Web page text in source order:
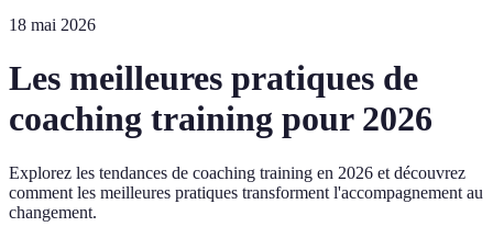
18 mai 2026
Les meilleures pratiques de
coaching training pour 2026
Explorez les tendances de coaching training en 2026 et découvrez
comment les meilleures pratiques transforment l'accompagnement au
changement.